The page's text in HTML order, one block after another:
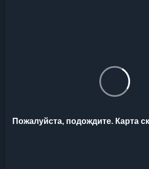
Пожалуйста, подождите. Карта